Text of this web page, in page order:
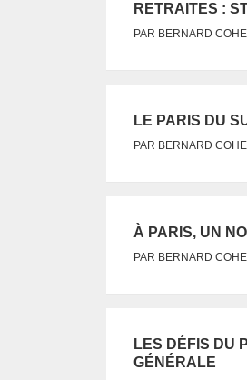
RETRAITES :
PAR BERNARD
LE PARIS DU
PAR BERNARD
À PARIS, UN
PAR BERNARD
LES DÉFIS DU
GÉNÉRALE